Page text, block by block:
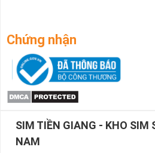
Chứng nhận
SIM TIỀN GIANG - KHO SIM
NAM